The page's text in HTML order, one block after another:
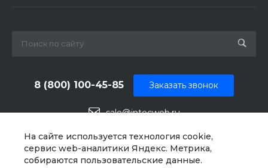
На сайте используется технология cookie,
сервис web-аналитики Яндекс. Метрика,
собираются пользовательские данные.
8 (800) 100-45-85
sale@intecweb.ru
Заказать звонок
г. Москва, ул. Люсиновская, д. 39